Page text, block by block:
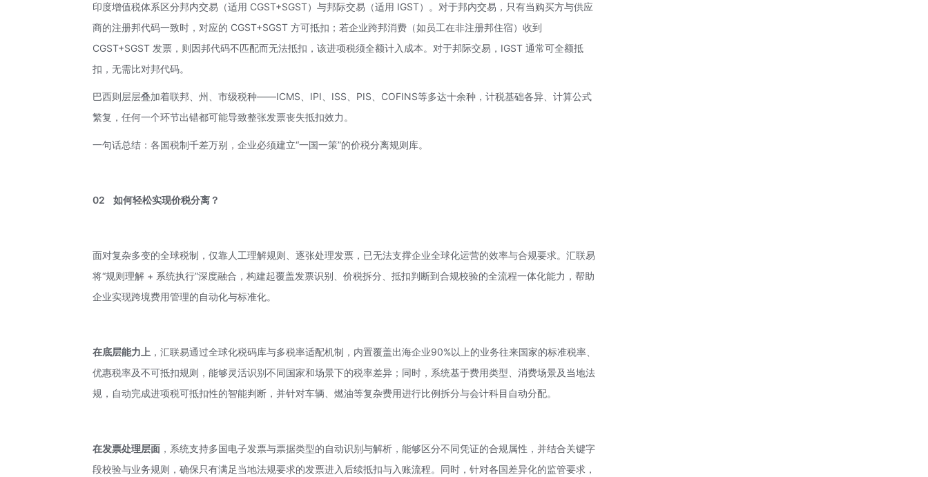
印度增值税体系区分邦内交易（适用 CGST+SGST）与邦际交易（适用 IGST）。对于邦内交易，只有当购买方与供应
商的注册邦代码一致时，对应的 CGST+SGST 方可抵扣；若企业跨邦消费（如员工在非注册邦住宿）收到
CGST+SGST 发票，则因邦代码不匹配而无法抵扣，该进项税须全额计入成本。对于邦际交易，IGST 通常可全额抵
扣，无需比对邦代码。
巴西则层层叠加着联邦、州、市级税种——ICMS、IPI、ISS、PIS、COFINS等多达十余种，计税基础各异、计算公式
繁复，任何一个环节出错都可能导致整张发票丧失抵扣效力。
一句话总结：各国税制千差万别，企业必须建立“一国一策”的价税分离规则库。
02如何轻松实现价税分离？
面对复杂多变的全球税制，仅靠人工理解规则、逐张处理发票，已无法支撑企业全球化运营的效率与合规要求。汇联易
将“规则理解 + 系统执行”深度融合，构建起覆盖发票识别、价税拆分、抵扣判断到合规校验的全流程一体化能力，帮助
企业实现跨境费用管理的自动化与标准化。
在底层能力上 ，汇联易通过全球化税码库与多税率适配机制，内置覆盖出海企业90%以上的业务往来国家的标准税率、
优惠税率及不可抵扣规则，能够灵活识别不同国家和场景下的税率差异；同时，系统基于费用类型、消费场景及当地法
规，自动完成进项税可抵扣性的智能判断，并针对车辆、燃油等复杂费用进行比例拆分与会计科目自动分配。
在发票处理层面 ，系统支持多国电子发票与票据类型的自动识别与解析，能够区分不同凭证的合规属性，并结合关键字
段校验与业务规则，确保只有满足当地法规要求的发票进入后续抵扣与入账流程。同时，针对各国差异化的监管要求，